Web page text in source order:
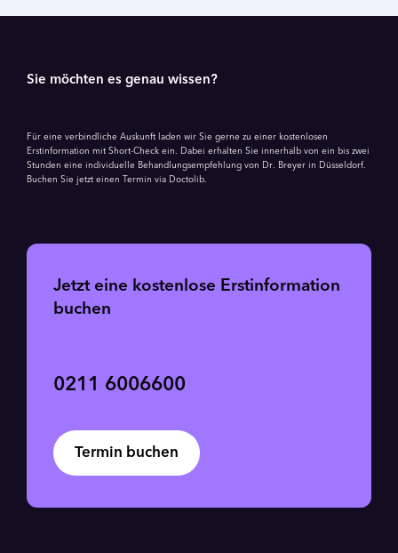
Sie möchten es genau wissen?
Für eine verbindliche Auskunft laden wir Sie gerne zu einer kostenlosen
Erstinformation mit Short-Check ein. Dabei erhalten Sie innerhalb von ein bis zwei
Stunden eine individuelle Behandlungsempfehlung von Dr. Breyer in Düsseldorf.
Buchen Sie jetzt einen Termin via Doctolib.
Jetzt eine kostenlose Erstinformation
buchen
0211 6006600
Termin buchen